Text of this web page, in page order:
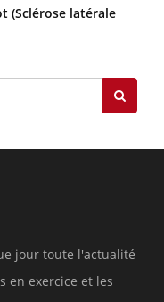
(Sclérose latérale
jour toute l'actualité
en exercice et les